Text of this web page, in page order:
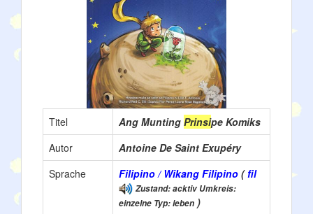
Titel Ang Munting Prinsipe Komiks
Autor
Antoine De Saint Exupéry
Sprache
Filipino / Wikang Filipino ( fil
Zustand: acktiv Umkreis:
einzelne Typ: leben )